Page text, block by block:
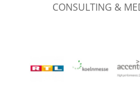
CONSULTING &